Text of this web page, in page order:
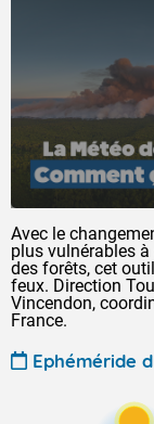
Avec le
plus vulnérables
des forêts, cet
feux. Direction
Vincendon,
France.
Ephéméride